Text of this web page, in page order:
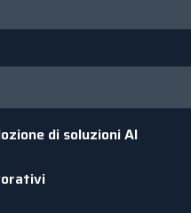
di soluzioni AI